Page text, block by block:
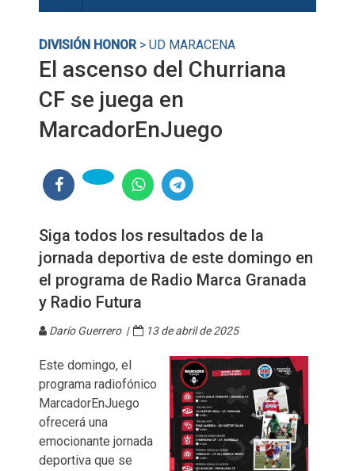
DIVISIÓN HONOR> UD MARACENA
El ascenso del Churriana
CF se juega en
MarcadorEnJuego
Siga todos los resultados de la
jornada deportiva de este domingo en
el programa de Radio Marca Granada
y Radio Futura
Darío Guerrero | 13 de abril de 2025
Este domingo, el
programa radiofónico
MarcadorEnJuego
ofrecerá una
emocionante jornada
deportiva que se